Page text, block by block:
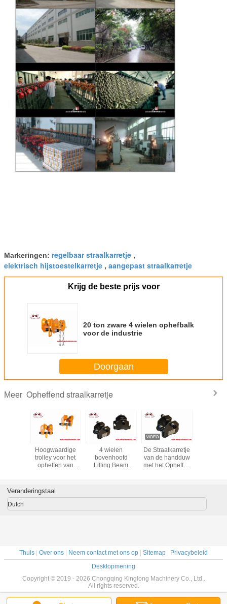
Markeringen: regelbaar straalkarretje ,
elektrisch hijstoestelkarretje , aangepast straalkarretje
Krijg de beste prijs voor
20 ton zware 4 wielen ophefbalk
voor de industrie
Doorgaan
Meer Opheffend straalkarretje
Hoogwaardige
trolley voor het
opheffen van
hoofdruimte en 4
wielen
4 wielen
bovenhoofd
Lifting Beam
Trolley
De Straalkarretje
van de handduw
met het Opheffen
Veranderingstaal
Dutch
Thuis Over ons Neem contact met ons op Sitemap
Privacybeleid
Desktopmening
Copyright © 2019 - 2026 Chongqing Kinglong Machinery Co., Ltd..
All rights reserved.